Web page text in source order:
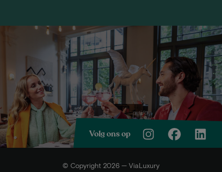
Volg ons op
© Copyright 2026 — ViaLuxury